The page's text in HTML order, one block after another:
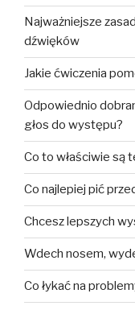
Najważniejsze
dźwięków
Jakie ćwiczenia
Odpowiednio
głos do występu?
Co to właściwie są
Co najlepiej pić
Chcesz lepszych
Wdech nosem,
Co łykać na